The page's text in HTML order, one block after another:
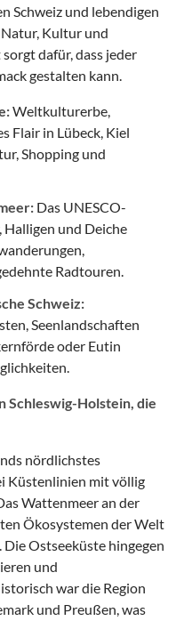
Schweiz und lebendigen
Kultur und
dafür, dass jeder
gestalten kann.
Weltkulturerbe,
Flair in Lübeck, Kiel
Shopping und
Das UNESCO-
und Deiche
Radtouren.
Schweiz:
Seenlandschaften
oder Eutin
Schleswig-Holstein, die
nördlichstes
Küstenlinien mit völlig
Wattenmeer an der
Ökosystemen der Welt
Ostseeküste hingegen
und
war die Region
und Preußen, was